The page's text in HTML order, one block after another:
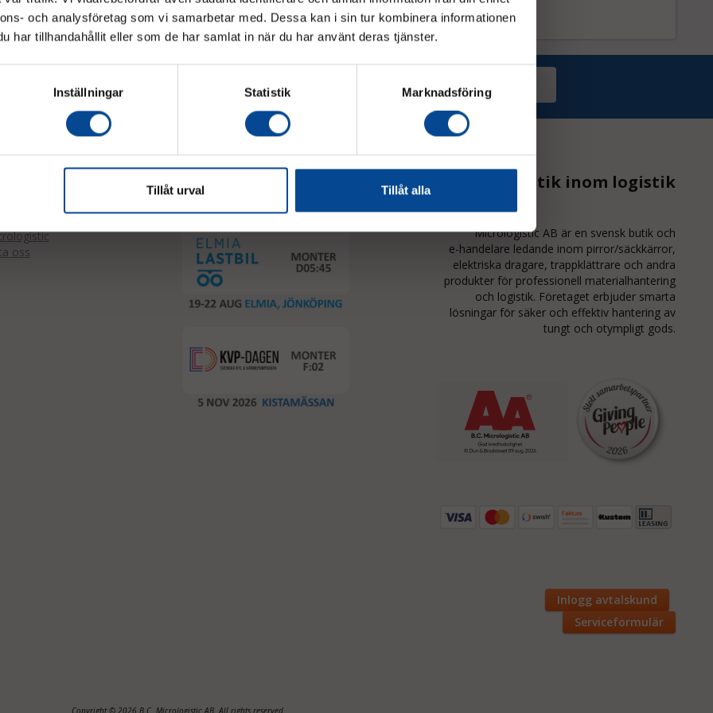
och analysföretag som vi samarbetar med. Dessa kan i sin tur kombinera informationen
har tillhandahållit eller som de har samlat in när du har använt deras tjänster.
Inställningar Statistik Marknadsföring
Tillåt urval Tillåt alla
& nyheter! Prenumerera
oss
Event Proffsbutik inom logistik
Micrologistic AB är en svensk butik och
e-handelare ledande inom pirror/säckkärror,
elektriska dragare, trappklättrare och andra
produkter för professionell materialhantering
och logistik. Företaget erbjuder smarta
lösningar för säker och effektiv hantering av
tungt och otympligt gods.
Inlogg avtalskund
Serviceformulär
Vänligen välj hur du vill se priserna
Exkl. moms
Inkl. moms